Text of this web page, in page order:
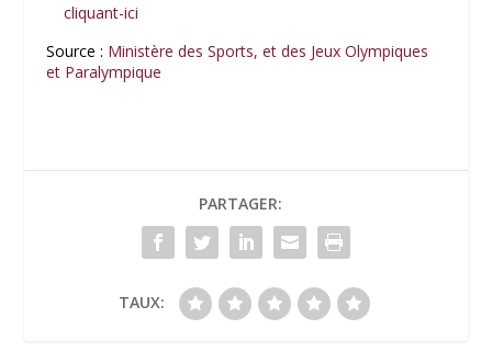
cliquant-ici
Source : Ministère des Sports, et des Jeux Olympiques
et Paralympique
PARTAGER:
TAUX: